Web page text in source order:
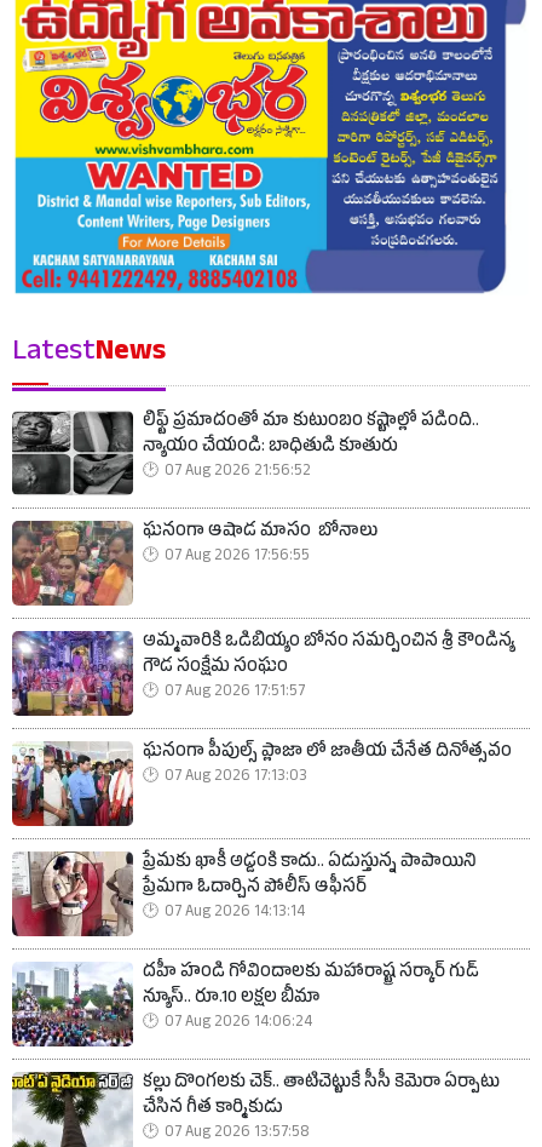
LatestNews
లిఫ్ట్ ప్రమాదంతో మా కుటుంబం కష్టాల్లో పడింది..
న్యాయం చేయండి: బాధితుడి కూతురు
07 Aug 2026 21:56:52
ఘనంగా ఆషాడ మాసం బోనాలు
07 Aug 2026 17:56:55
అమ్మవారికి ఒడిబియ్యం బోనం సమర్పించిన శ్రీ కౌండిన్య
గౌడ సంక్షేమ సంఘం
07 Aug 2026 17:51:57
ఘనంగా పీపుల్స్ ప్లాజా లో జాతీయ చేనేత దినోత్సవం
07 Aug 2026 17:13:03
ప్రేమకు ఖాకీ అడ్డంకి కాదు.. ఏడుస్తున్న పాపాయిని
ప్రేమగా ఓదార్చిన పోలీస్ ఆఫీసర్
07 Aug 2026 14:13:14
దహీ హండి గోవిందాలకు మహారాష్ట్ర సర్కార్ గుడ్
న్యూస్.. రూ.10 లక్షల బీమా
07 Aug 2026 14:06:24
కల్లు దొంగలకు చెక్.. తాటిచెట్టుకే సీసీ కెమెరా ఏర్పాటు
చేసిన గీత కార్మికుడు
07 Aug 2026 13:57:58